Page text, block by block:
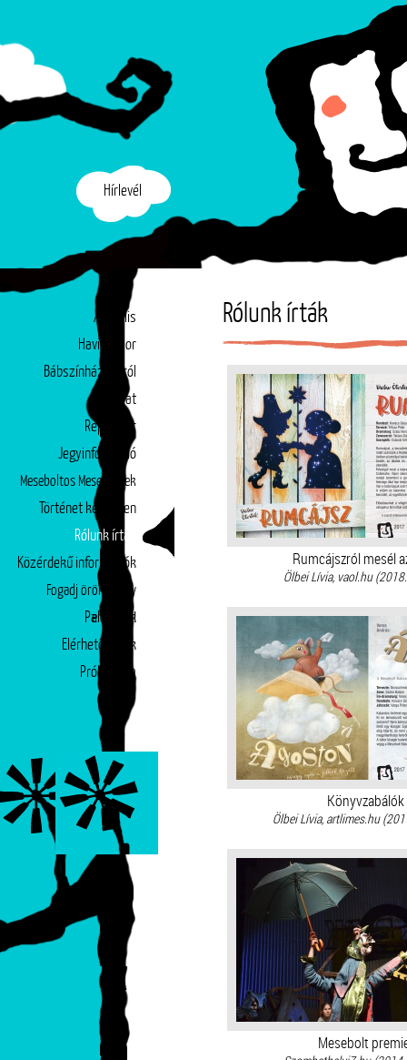
Hírlevél
Aktuális
Havi műsor
Bábszínházunkról
Társulat
Repertoár
Jegyinformáció
Meseboltos Mesepéntek
Történet képekben
Rólunk írták
Közérdekű információk
Fogadj örökbe egy
előadást!
Partnerek
Elérhetőségek
Próbatábla
Rólunk írták
Rumcájszról mesél
Ölbei Lívia, vaol.hu
Könyvzabálók
Ölbei Lívia, artlimes.hu
Mesebolt